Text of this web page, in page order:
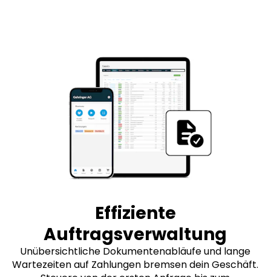
Effiziente
Auftragsverwaltung
Unübersichtliche Dokumentenabläufe und lange
Wartezeiten auf Zahlungen bremsen dein Geschäft.